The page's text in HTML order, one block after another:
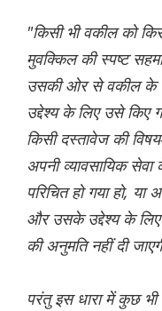
"किसी भी वकील को
मुवक्किल की स्पष्ट
उसकी ओर से वकील के
उद्देश्य के लिए उसे किए
किसी दस्तावेज की
अपनी व्यावसायिक
परिचित हो गया हो,
और उसके उद्देश्य के
की अनुमति नहीं दी
परंतु इस धारा में कुछ